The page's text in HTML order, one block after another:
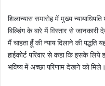
शिलान्यास समारोह में मुख्य
बिल्डिंग के बारे में विस्तार से
मैं चाहता हूँ की न्याय दिलाने की
हाईकोर्ट परिवार से कहा कि इसके
भविष्य में अच्छा परिणाम देखने को मिले।